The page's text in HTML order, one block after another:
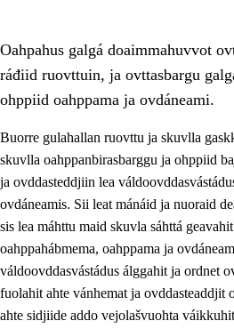
3. Skuvlla praksisa prinsihpat
3.1 Fátmmasteaddji oahppanbiras
Oahpahus galgá doaimmahuvvot
ráđiid ruovttuin, ja ovttasbargu
ohppiid oahppama ja ovdáneami.
Buorre gulahallan ruovttu ja skuvlla
skuvlla oahppanbirasbarggu ja ohppiid
ja ovddasteddjiin lea
ovdáneamis. Sii leat mánáid ja nuoraid
sis lea máhttu maid skuvla sáhttá
oahppahábmema, oahppama ja
váldoovddasvástádus álggahit ja ordnet
fuolahit ahte vánhemat ja ovddasteaddjit
ahte sidjiide addo vejolašvuohta